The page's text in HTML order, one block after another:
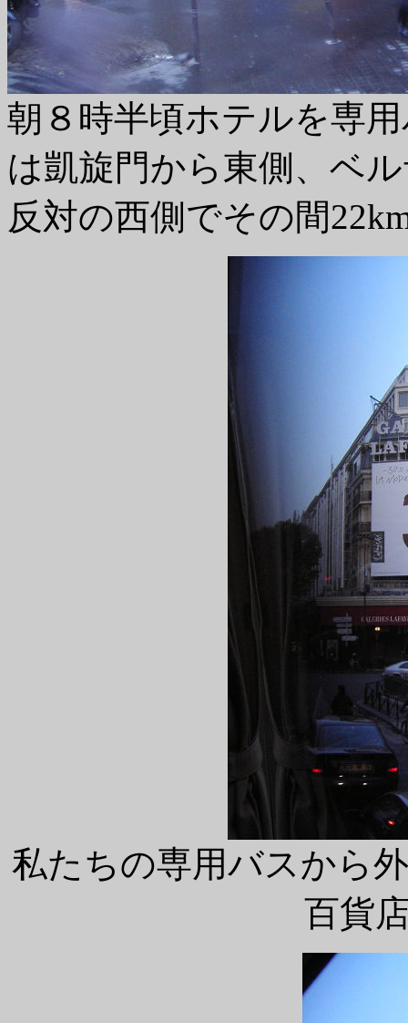
朝８時半頃ホテルを専
は凱旋門から東側、ベ
反対の西側でその間
私たちの専用バスから
百貨